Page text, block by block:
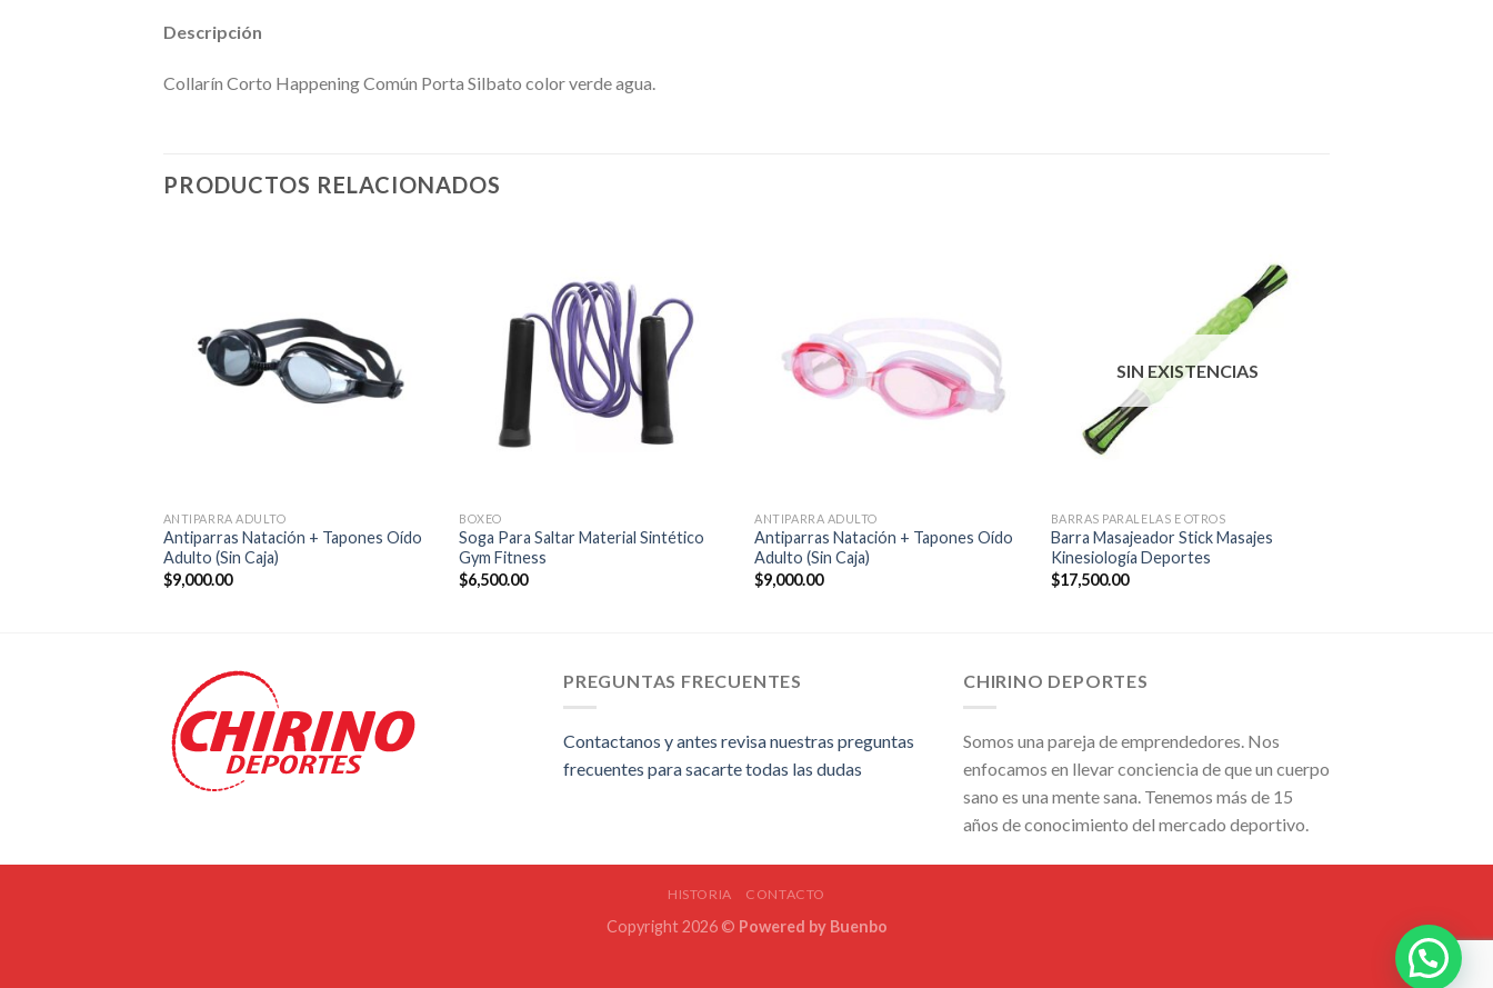
Descripción
Collarín Corto Happening Común Porta Silbato color verde agua.
PRODUCTOS RELACIONADOS
ANTIPARRA ADULTO
Antiparras Natación + Tapones Oído
Adulto (Sin Caja)
$9,000.00
BOXEO
Soga Para Saltar Material Sintético
Gym Fitness
$6,500.00
ANTIPARRA ADULTO
Antiparras Natación + Tapones Oído
Adulto (Sin Caja)
$9,000.00
SIN EXISTENCIAS
BARRAS PARALELAS E OTROS
Barra Masajeador Stick Masajes
Kinesiología Deportes
$17,500.00
PREGUNTAS FRECUENTES
Contactanos y antes revisa nuestras preguntas
frecuentes para sacarte todas las dudas
CHIRINO DEPORTES
Somos una pareja de emprendedores. Nos
enfocamos en llevar conciencia de que un cuerpo
sano es una mente sana. Tenemos más de 15
años de conocimiento del mercado deportivo.
HISTORIA CONTACTO
Copyright 2026 © Powered by Buenbo